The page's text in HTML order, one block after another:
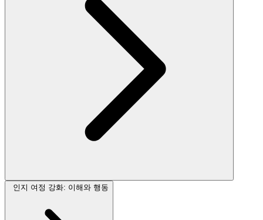
인지 여정 강화: 이해와 행동